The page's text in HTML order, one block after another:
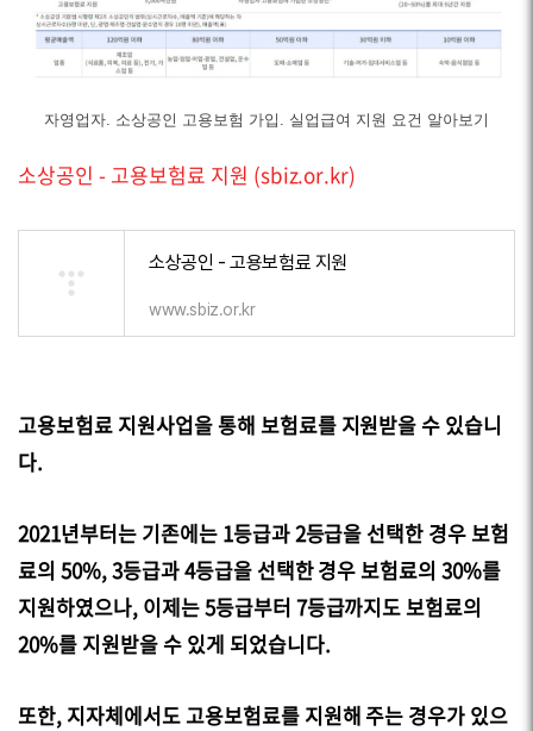
자영업자. 소상공인 고용보험 가입. 실업급여 지원 요건 알아보기
소상공인 - 고용보험료 지원 (sbiz.or.kr)
소상공인 - 고용보험료 지원
www.sbiz.or.kr
고용보험료 지원사업을 통해 보험료를 지원받을 수 있습니
다.
2021년부터는 기존에는 1등급과 2등급을 선택한 경우 보험
료의 50%, 3등급과 4등급을 선택한 경우 보험료의 30%를
지원하였으나, 이제는 5등급부터 7등급까지도 보험료의
20%를 지원받을 수 있게 되었습니다.
또한, 지자체에서도 고용보험료를 지원해 주는 경우가 있으